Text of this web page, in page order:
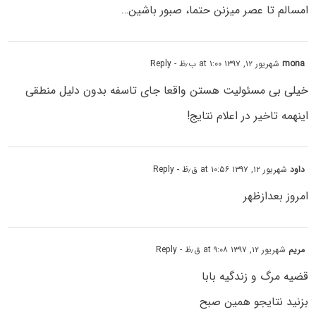
امسالم تا عصر میزنن حتما، صبور باشین…
monaشهریور ۱۲, ۱۳۹۷ at ۱:۰۰ ب٫ظ - Reply
خیلی بی مسئولیت هستن واقعا جای تاسفه بدون دلیل منطقی
اینهمه تاخیر در اعلام نتایج!
داودشهریور ۱۲, ۱۳۹۷ at ۱۰:۵۶ ق٫ظ - Reply
امروز بعدازظهر
مریم شهریور ۱۲, ۱۳۹۷ at ۹:۰۸ ق٫ظ - Reply
قضیه مرگ و زندگیه بابا
بزنید نتایجو همین صبح